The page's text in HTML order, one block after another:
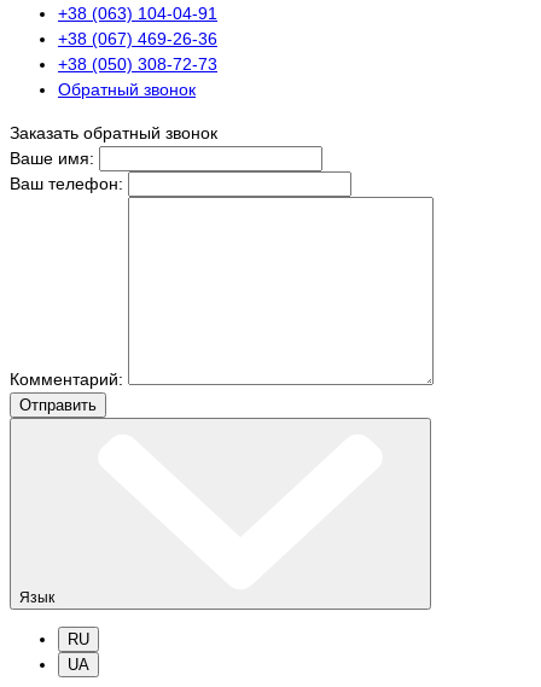
+38 (063) 104-04-91
+38 (067) 469-26-36
+38 (050) 308-72-73
Обратный звонок
Заказать обратный звонок
Ваше имя:
Ваш телефон:
Комментарий:
Отправить
Язык
RU
UA